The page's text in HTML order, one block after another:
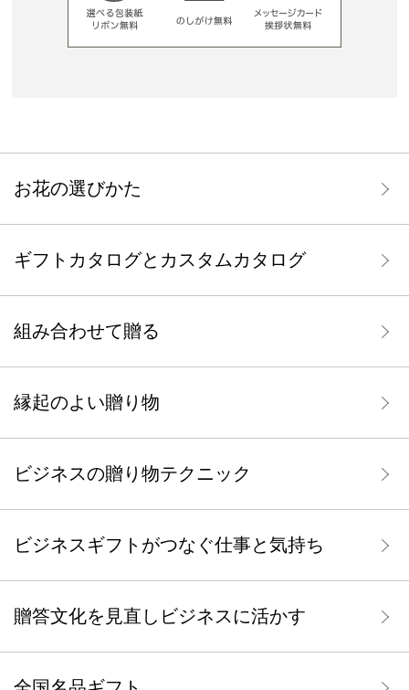
お花の選びかた
ギフトカタログとカスタムカタログ
組み合わせて贈る
縁起のよい贈り物
ビジネスの贈り物テクニック
ビジネスギフトがつなぐ仕事と気持ち
贈答文化を見直しビジネスに活かす